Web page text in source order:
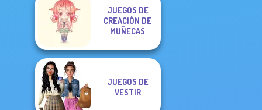
JUEGOS DE
CREACIÓN DE
MUÑECAS
JUEGOS DE
VESTIR